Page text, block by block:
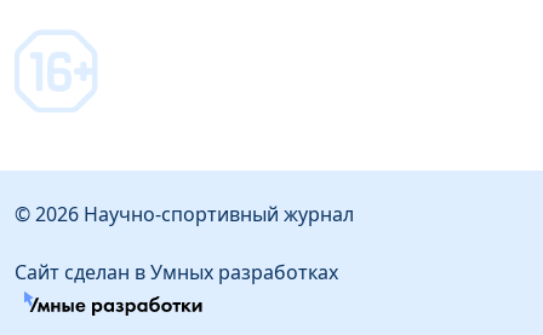
© 2026 Научно-спортивный журнал
Сайт сделан в Умных разработках